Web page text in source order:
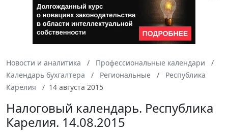
Новости и аналитика
Профессиональные календари
Календарь бухгалтера
Региональные
Республика
Карелия
14 августа 2015
Налоговый календарь. Республика
Карелия. 14.08.2015